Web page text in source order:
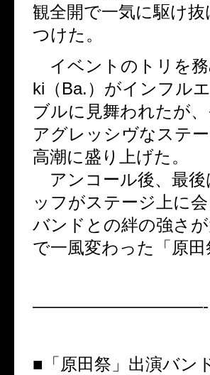
観全開で一気に駆け
つけた。
イベントのトリを務
ki（Ba.）がインフル
ブルに見舞われたが
アグレッシヴなステ
高潮に盛り上げた。
アンコール後、最後
ッフがステージ上に
バンドとの絆の強さ
で一風変わった「原
——————————-
■「原田祭」出演バン